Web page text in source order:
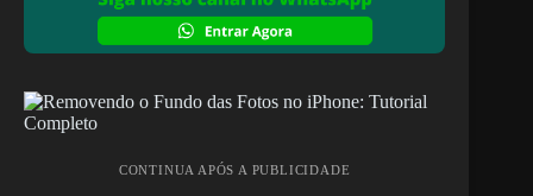
CONTINUA APÓS A PUBLICIDADE